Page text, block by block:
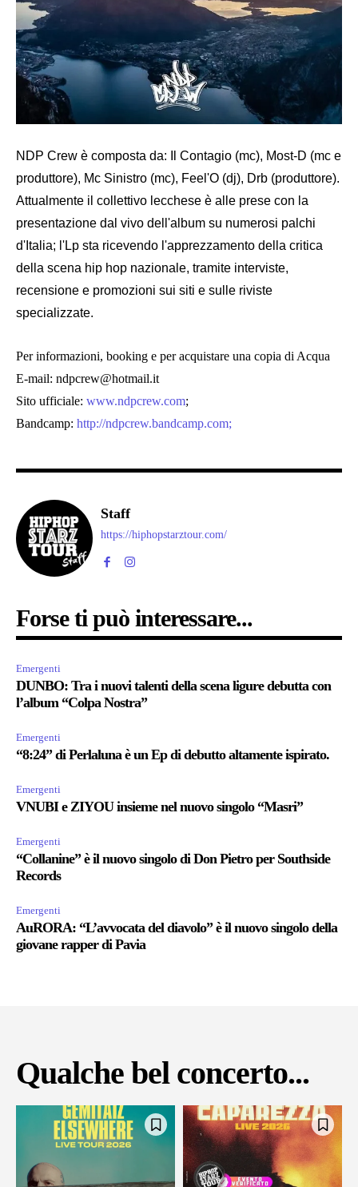
NDP Crew è composta da: Il Contagio (mc), Most-D (mc e
produttore), Mc Sinistro (mc), Feel'O (dj), Drb (produttore).
Attualmente il collettivo lecchese è alle prese con la
presentazione dal vivo dell'album su numerosi palchi
d'Italia; l'Lp sta ricevendo l'apprezzamento della critica
della scena hip hop nazionale, tramite interviste,
recensione e promozioni sui siti e sulle riviste
specializzate.
Per informazioni, booking e per acquistare una copia di Acqua
E-mail: ndpcrew@hotmail.it
Sito ufficiale: www.ndpcrew.com;
Bandcamp: http://ndpcrew.bandcamp.com;
Staff
https://hiphopstarztour.com/
Forse ti può interessare...
Emergenti
DUNBO: Tra i nuovi talenti della scena ligure debutta con
l’album “Colpa Nostra”
Emergenti
“8:24” di Perlaluna è un Ep di debutto altamente ispirato.
Emergenti
VNUBI e ZIYOU insieme nel nuovo singolo “Masri”
Emergenti
“Collanine” è il nuovo singolo di Don Pietro per Southside
Records
Emergenti
AuRORA: “L’avvocata del diavolo” è il nuovo singolo della
giovane rapper di Pavia
Qualche bel concerto...